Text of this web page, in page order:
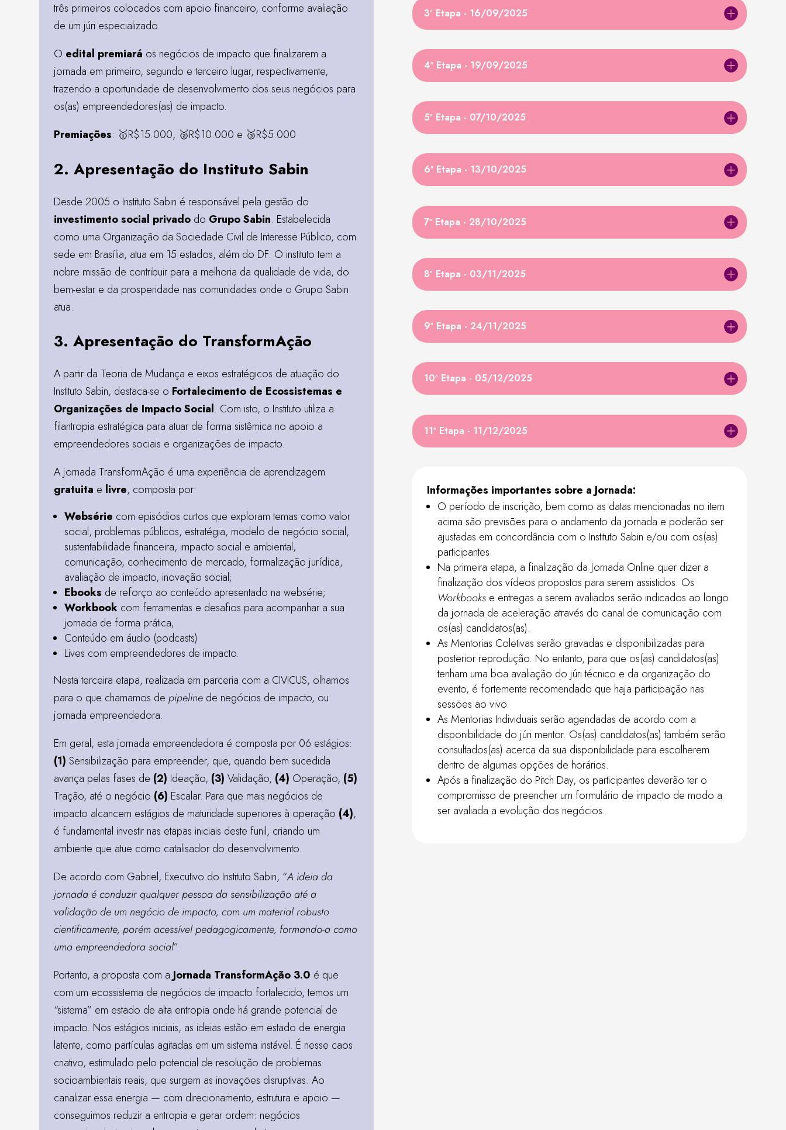
três primeiros colocados com apoio financeiro, conforme avaliação
de um júri especializado.
O edital premiará os negócios de impacto que finalizarem a
jornada em primeiro, segundo e terceiro lugar, respectivamente,
trazendo a oportunidade de desenvolvimento dos seus negócios para
os(as) empreendedores(as) de impacto.
Premiações: 🥇R$15.000, 🥈R$10.000 e 🥉R$5.000
2. Apresentação do Instituto Sabin
Desde 2005 o Instituto Sabin é responsável pela gestão do
investimento social privado do Grupo Sabin. Estabelecida
como uma Organização da Sociedade Civil de Interesse Público, com
sede em Brasília, atua em 15 estados, além do DF. O instituto tem a
nobre missão de contribuir para a melhoria da qualidade de vida, do
bem-estar e da prosperidade nas comunidades onde o Grupo Sabin
atua.
3. Apresentação do TransformAção
A partir da Teoria de Mudança e eixos estratégicos de atuação do
Instituto Sabin, destaca-se o Fortalecimento de Ecossistemas e
Organizações de Impacto Social. Com isto, o Instituto utiliza a
filantropia estratégica para atuar de forma sistêmica no apoio a
empreendedores sociais e organizações de impacto.
A jornada TransformAção é uma experiência de aprendizagem
gratuita e livre, composta por:
Websérie com episódios curtos que exploram temas como valor
social, problemas públicos, estratégia, modelo de negócio social,
sustentabilidade financeira, impacto social e ambiental,
comunicação, conhecimento de mercado, formalização jurídica,
avaliação de impacto, inovação social;
Ebooks de reforço ao conteúdo apresentado na websérie;
Workbook com ferramentas e desafios para acompanhar a sua
jornada de forma prática;
Conteúdo em áudio (podcasts)
Lives com empreendedores de impacto.
Nesta terceira etapa, realizada em parceria com a CIVICUS, olhamos
para o que chamamos depipeline de negócios de impacto, ou
jornada empreendedora.
Em geral, esta jornada empreendedora é composta por 06 estágios:
(1) Sensibilização para empreender, que, quando bem sucedida
avança pelas fases de (2) Ideação, (3) Validação, (4) Operação, (5)
Tração, até o negócio (6) Escalar. Para que mais negócios de
impacto alcancem estágios de maturidade superiores à operação (4),
é fundamental investir nas etapas iniciais deste funil, criando um
ambiente que atue como catalisador do desenvolvimento.
De acordo com Gabriel, Executivo do Instituto Sabin, “A ideia da
jornada é conduzir qualquer pessoa da sensibilização até a
validação de um negócio de impacto, com um material robusto
cientificamente, porém acessível pedagogicamente, formando-a como
uma empreendedora social”.
Portanto, a proposta com a Jornada TransformAção 3.0 é que
com um ecossistema de negócios de impacto fortalecido, temos um
“sistema” em estado de alta entropia onde há grande potencial de
impacto. Nos estágios iniciais, as ideias estão em estado de energia
latente, como partículas agitadas em um sistema instável. É nesse caos
criativo, estimulado pelo potencial de resolução de problemas
socioambientais reais, que surgem as inovações disruptivas. Ao
canalizar essa energia — com direcionamento, estrutura e apoio —
conseguimos reduzir a entropia e gerar ordem: negócios
3ª Etapa - 16/09/2025
4ª Etapa - 19/09/2025
5ª Etapa - 07/10/2025
6ª Etapa - 13/10/2025
7ª Etapa - 28/10/2025
8ª Etapa - 03/11/2025
9ª Etapa - 24/11/2025
10ª Etapa - 05/12/2025
11ª Etapa - 11/12/2025
Informações importantes sobre a Jornada:
O período de inscrição, bem como as datas mencionadas no item
acima são previsões para o andamento da jornada e poderão ser
ajustadas em concordância com o Instituto Sabin e/ou com os(as)
participantes.
Na primeira etapa, a finalização da Jornada Online quer dizer a
finalização dos vídeos propostos para serem assistidos. Os
Workbooks e entregas a serem avaliados serão indicados ao longo
da jornada de aceleração através do canal de comunicação com
os(as) candidatos(as).
As Mentorias Coletivas serão gravadas e disponibilizadas para
posterior reprodução. No entanto, para que os(as) candidatos(as)
tenham uma boa avaliação do júri técnico e da organização do
evento, é fortemente recomendado que haja participação nas
sessões ao vivo.
As Mentorias Individuais serão agendadas de acordo com a
disponibilidade do júri mentor. Os(as) candidatos(as) também serão
consultados(as) acerca da sua disponibilidade para escolherem
dentro de algumas opções de horários.
Após a finalização do Pitch Day, os participantes deverão ter o
compromisso de preencher um formulário de impacto de modo a
ser avaliada a evolução dos negócios.